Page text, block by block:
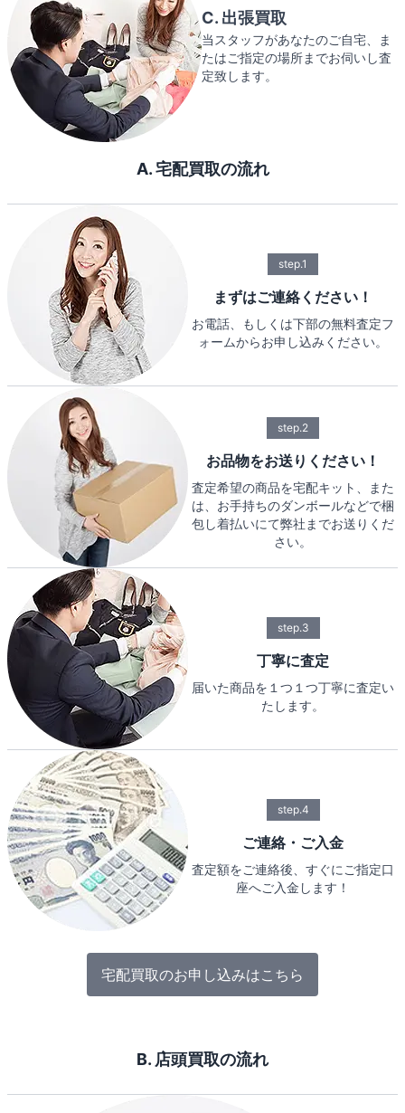
C. 出張買取
当スタッフがあなたのご自宅、ま
たはご指定の場所までお伺いし査
定致します。
A. 宅配買取の流れ
step.1
まずはご連絡ください！
お電話、もしくは下部の無料査定フ
ォームからお申し込みください。
step.2
お品物をお送りください！
査定希望の商品を宅配キット、また
は、お手持ちのダンボールなどで梱
包し着払いにて弊社までお送りくだ
さい。
step.3
丁寧に査定
届いた商品を１つ１つ丁寧に査定い
たします。
step.4
ご連絡・ご入金
査定額をご連絡後、すぐにご指定口
座へご入金します！
宅配買取のお申し込みはこちら
B. 店頭買取の流れ